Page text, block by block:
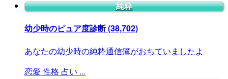
純粋
幼少時のピュア度診断(38,702)
あなたの幼少時の純粋通信簿がおちていましたよ
恋愛 性格 占い ...